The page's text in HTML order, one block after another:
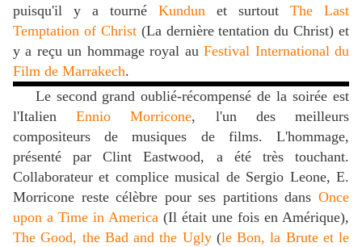
puisqu'il y a tourné Kundun et surtout The Last
Temptation of Christ(La dernière tentation du Christ) et
y a reçu un hommage royal auFestival International du
Film de Marrakech.
Le second grand oublié-récompensé de la soirée est
l'ItalienEnnio Morricone, l'un des meilleurs
compositeurs de musiques de films. L'hommage,
présenté par Clint Eastwood, a été très touchant.
Collaborateur et complice musical de Sergio Leone, E.
Morricone reste célèbre pour ses partitions dans Once
upon a Time in America (Il était une fois en Amérique),
The Good, the Bad and the Ugly(le Bon, la Brute et le